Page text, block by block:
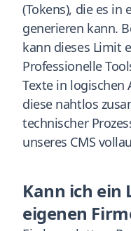
(Tokens), die es
generieren kann.
kann dieses Limit
Professionelle
Texte in logischen
diese nahtlos
technischer
unseres CMS
Kann ich ein
eigenen